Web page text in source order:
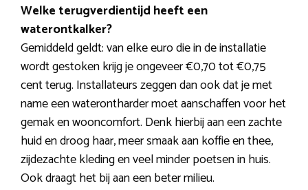
Welke terugverdientijd heeft een
waterontkalker?
Gemiddeld geldt: van elke euro die in de installatie
wordt gestoken krijg je ongeveer €0,70 tot €0,75
cent terug. Installateurs zeggen dan ook dat je met
name een waterontharder moet aanschaffen voor het
gemak en wooncomfort. Denk hierbij aan een zachte
huid en droog haar, meer smaak aan koffie en thee,
zijdezachte kleding en veel minder poetsen in huis.
Ook draagt het bij aan een beter milieu.